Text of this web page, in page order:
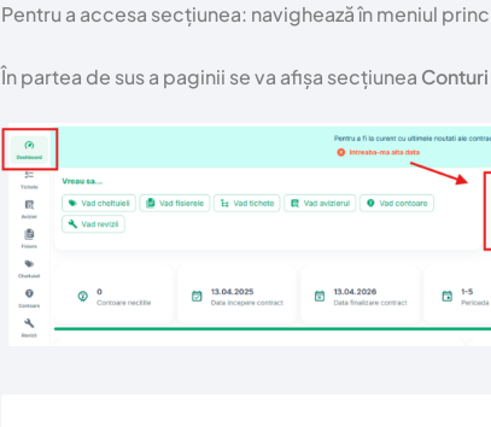
Pentru a accesa secțiunea: navighează în meniul
În partea de sus a paginii se va afișa secțiunea